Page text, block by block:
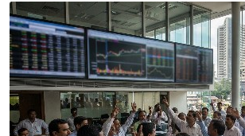
रा
ष्ट्री
य
अं
त
र्रा